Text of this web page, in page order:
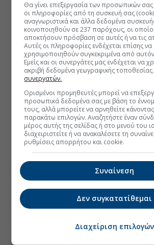
Θα γίνει επεξεργασία των προσωπικών
οι πληροφορίες από τη συσκευή σας
αναγνωριστικά και άλλα δεδομένα
κοινοποιηθούν σε 237 παρόχους, οι
αποκτήσουν πρόσβαση σε αυτές ή να τις
Αυτές οι πληροφορίες ενδέχεται επίσης να
χρησιμοποιηθούν συγκεκριμένα από
Εμείς και οι συνεργάτες μας ενδέχεται να
ακριβή δεδομένα γεωγραφικής
συνεργατών.
Ορισμένοι προμηθευτές μπορεί να
προσωπικά δεδομένα σας με βάση το
τους, αλλά μπορείτε να αρνηθείτε
παρακάτω επιλογών. Αναζητήστε έναν
μέρος αυτής της σελίδας ή στο μενού του
διαχειριστείτε ή να ανακαλέσετε τη
ρυθμίσεις απορρήτου και cookie.
Συναίνεση
Δεν συγκατατίθεμαι
Διαχείριση επιλογών